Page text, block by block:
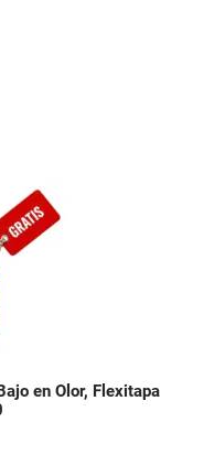
en Olor, Flexitapa